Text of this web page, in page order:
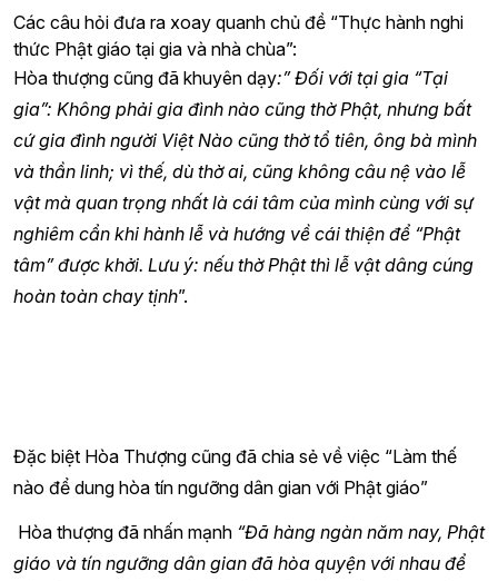
Các câu hỏi đưa ra xoay quanh chủ đề “Thực hành nghi
thức Phật giáo tại gia và nhà chùa”:
Hòa thượng cũng đã khuyên dạy:” Đối với tại gia “Tại
gia”: Không phải gia đình nào cũng thờ Phật, nhưng bất
cứ gia đình người Việt Nào cũng thờ tổ tiên, ông bà mình
và thần linh; vì thế, dù thờ ai, cũng không câu nệ vào lễ
vật mà quan trọng nhất là cái tâm của mình cùng với sự
nghiêm cẩn khi hành lễ và hướng về cái thiện để “Phật
tâm” được khởi. Lưu ý: nếu thờ Phật thì lễ vật dâng cúng
hoàn toàn chay tịnh”.
Đặc biệt Hòa Thượng cũng đã chia sẻ về việc “Làm thế
nào để dung hòa tín ngưỡng dân gian với Phật giáo”
Hòa thượng đã nhấn mạnh “Đã hàng ngàn năm nay, Phật
giáo và tín ngưỡng dân gian đã hòa quyện với nhau để